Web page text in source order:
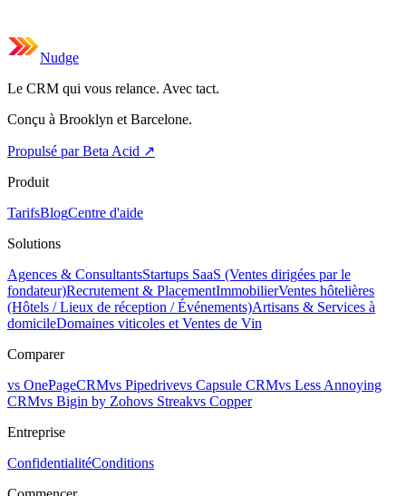
Nudge
Le CRM qui vous relance. Avec tact.
Conçu à Brooklyn et Barcelone.
Propulsé par Beta Acid ↗
Produit
TarifsBlogCentre d'aide
Solutions
Agences & ConsultantsStartups SaaS (Ventes dirigées par le
fondateur)Recrutement & PlacementImmobilierVentes hôtelières
(Hôtels / Lieux de réception / Événements)Artisans & Services à
domicileDomaines viticoles et Ventes de Vin
Comparer
vs OnePageCRMvs Pipedrivevs Capsule CRMvs Less Annoying
CRMvs Bigin by Zohovs Streakvs Copper
Entreprise
ConfidentialitéConditions